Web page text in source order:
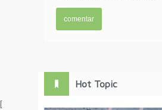
Hot Topic
[